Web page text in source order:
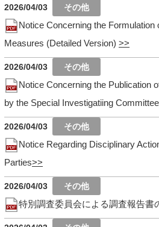
2026/04/03
Notice Concerning the
Measures (Detailed Version)
2026/04/03
Notice Concerning the Publication
by the Special Investigatiing Committee
2026/04/03
Notice Regarding Disciplinary
Parties
2026/04/03
特別調査委員会による調査報告書